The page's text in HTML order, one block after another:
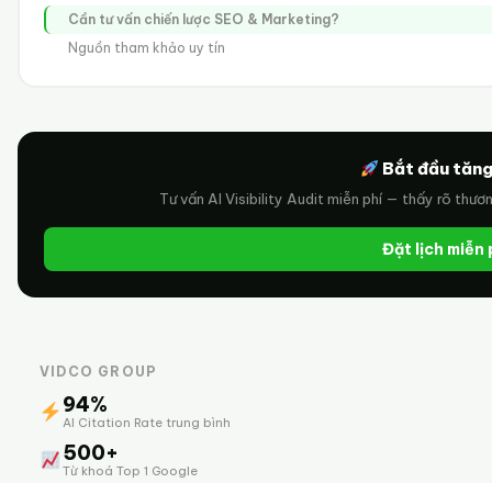
Cần tư vấn chiến lược SEO & Marketing?
Nguồn tham khảo uy tín
Bắt đầu
Tư vấn AI Visibility Audit miễn phí — thấy rõ
Đặt lịch miễn
VIDCO GROUP
94%
AI Citation Rate trung bình
500+
Từ khoá Top 1 Google